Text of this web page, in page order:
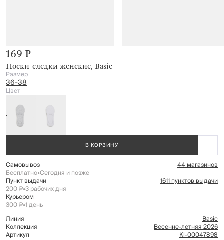
Носки-следки женские, Basic
169 ₽
Размер
36-38
Цвет
В КОРЗИНУ
Самовывоз 44 магазинов
Бесплатно•Сегодня и позже
Пункт выдачи 1611 пунктов выдачи
200 ₽•3 рабочих дня
Курьером
300 ₽•1 день
Линия
Basic
Коллекция Весенне-летняя 2026
Артикул Kl-00047898